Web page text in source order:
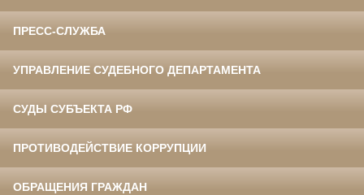
ПРЕСС-СЛУЖБА
УПРАВЛЕНИЕ СУДЕБНОГО ДЕПАРТАМЕНТА
СУДЫ СУБЪЕКТА РФ
ПРОТИВОДЕЙСТВИЕ КОРРУПЦИИ
ОБРАЩЕНИЯ ГРАЖДАН